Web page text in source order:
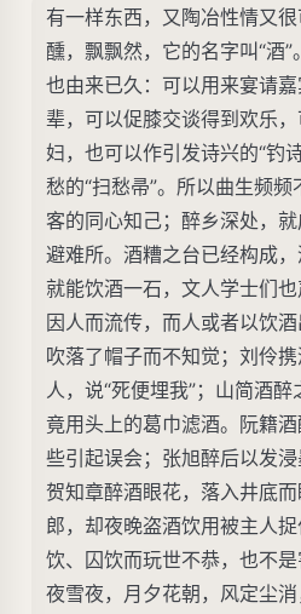
有一样东西，又陶冶性情又
醺，飘飘然，它的名字叫“酒
也由来已久：可以用来宴请
辈，可以促膝交谈得到欢乐
妇，也可以作引发诗兴的“钓
愁的“扫愁帚”。所以曲生频
客的同心知己；醉乡深处，
避难所。酒糟之台已经构成
就能饮酒一石，文人学士们
因人而流传，而人或者以饮
吹落了帽子而不知觉；刘伶
人，说“死便埋我”；山简酒
竟用头上的葛巾滤酒。阮籍
些引起误会；张旭醉后以发浸
贺知章醉酒眼花，落入井底
郎，却夜晚盗酒饮用被主人
饮、囚饮而玩世不恭，也不
夜雪夜，月夕花朝，风定尘